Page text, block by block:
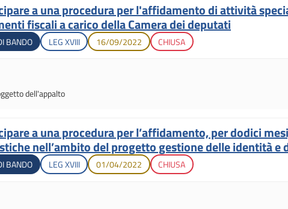
a una procedura per l'affidamento di attività
fiscali a carico della Camera dei deputati
BANDO Legislatura di apertura
LEGXVIII Data di apertura
16/09/2022 Stato gara
CHIUSA
dell'appalto
a una procedura per l’affidamento, per dodici
nell’ambito del progetto gestione delle identità e
BANDO Legislatura di apertura
LEGXVIII Data di apertura
01/04/2022 Stato gara
CHIUSA